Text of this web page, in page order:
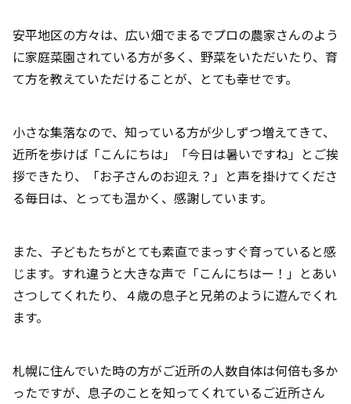
安平地区の方々は、広い畑でまるでプロの農家さんのよう
に家庭菜園されている方が多く、野菜をいただいたり、育
て方を教えていただけることが、とても幸せです。
小さな集落なので、知っている方が少しずつ増えてきて、
近所を歩けば「こんにちは」「今日は暑いですね」とご挨
拶できたり、「お子さんのお迎え？」と声を掛けてくださ
る毎日は、とっても温かく、感謝しています。
また、子どもたちがとても素直でまっすぐ育っていると感
じます。すれ違うと大きな声で「こんにちはー！」とあい
さつしてくれたり、４歳の息子と兄弟のように遊んでくれ
ます。
札幌に住んでいた時の方がご近所の人数自体は何倍も多か
ったですが、息子のことを知ってくれているご近所さん